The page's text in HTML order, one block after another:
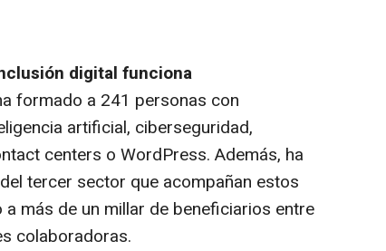
digital funciona
formado a 241 personas con
artificial, ciberseguridad,
centers o WordPress. Además, ha
tercer sector que acompañan estos
más de un millar de beneficiarios entre
colaboradoras.